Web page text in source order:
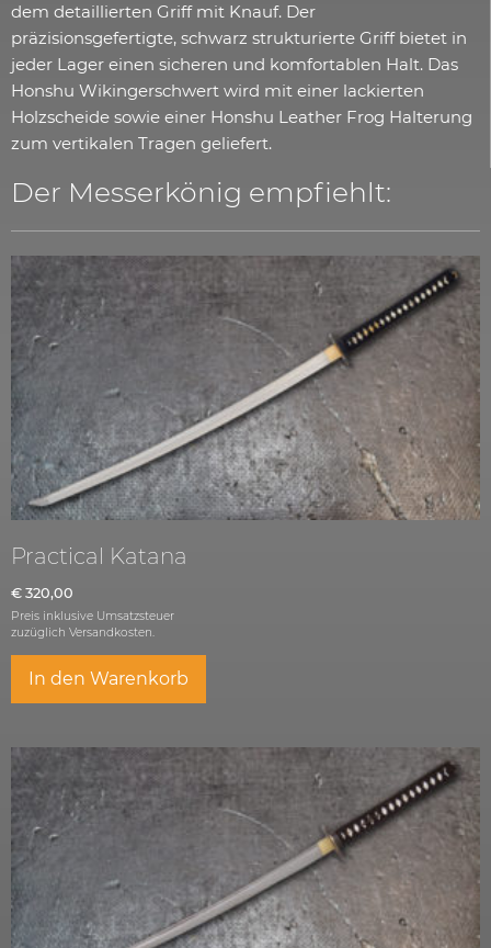
dem detaillierten Griff mit Knauf. Der
präzisionsgefertigte, schwarz strukturierte Griff bietet in
jeder Lager einen sicheren und komfortablen Halt. Das
Honshu Wikingerschwert wird mit einer lackierten
Holzscheide sowie einer Honshu Leather Frog Halterung
zum vertikalen Tragen geliefert.
Der Messerkönig empfiehlt:
Practical Katana
€ 320,00
Preis inklusive Umsatzsteuer
zuzüglich Versandkosten.
In den Warenkorb